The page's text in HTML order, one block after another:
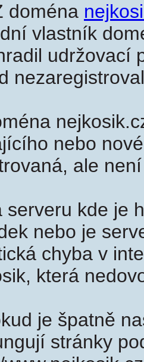
doména
vlastník
udržovací
nebo
ale
serveru kde je
nebo je
chyba v
která
je špatně
stránky